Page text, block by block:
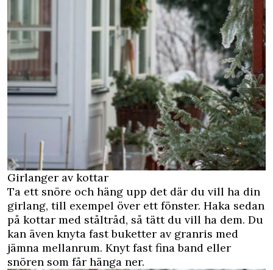
Girlanger av kottar
Ta ett snöre och häng upp det där du vill ha din
girlang, till exempel över ett fönster. Haka sedan
på kottar med ståltråd, så tätt du vill ha dem. Du
kan även knyta fast buketter av granris med
jämna mellanrum. Knyt fast fina band eller
snören som får hänga ner.